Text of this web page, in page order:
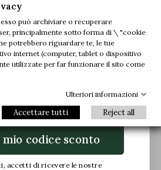
Blu
Mocassini
Cagli nero
(55)
può archiviare o recuperare
principalmente sotto forma di \ "cookie
potrebbero riguardare te, le tue
internet (computer, tablet o dispositivo
utilizzate per far funzionare il sito come
Ulteriori informazioni
Accettare tutti Reject all
primo
e accedi in anteprima alle
e alle ultime novità.
mio codice sconto
accetti di ricevere le nostre